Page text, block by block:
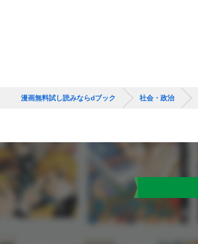
漫画無料試し読みならdブック 社会・政治